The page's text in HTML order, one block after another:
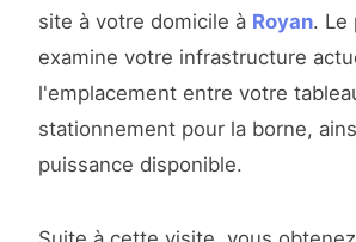
site à votre domicile à Royan. Le
examine votre infrastructure
l'emplacement entre votre
stationnement pour la borne,
puissance disponible.